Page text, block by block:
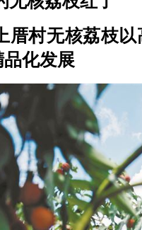
厝村无核荔枝
化发展